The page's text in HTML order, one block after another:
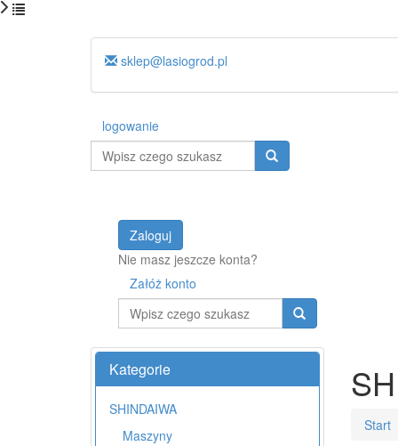
sklep@lasiogrod.pl
logowanie
Wyszukaj
Zaloguj
Nie masz jeszcze konta?
Załóż konto
Wyszukaj
Start
Kategorie
SHINDAIWA
Maszyny